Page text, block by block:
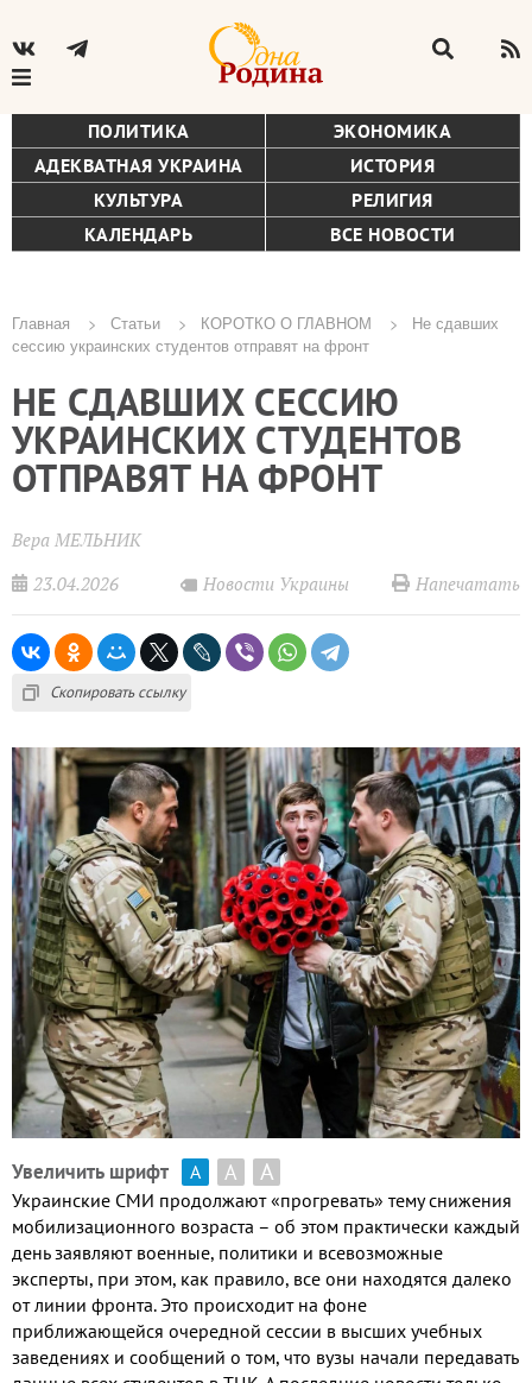
ПОЛИТИКА
ЭКОНОМИКА
АДЕКВАТНАЯ УКРАИНА
ИСТОРИЯ
КУЛЬТУРА
РЕЛИГИЯ
КАЛЕНДАРЬ
ВСЕ НОВОСТИ
Строка
навигации
Главная Статьи КОРОТКО О ГЛАВНОМ
Не сдавших
сессию украинских студентов отправят на фронт
НЕ СДАВШИХ СЕССИЮ
УКРАИНСКИХ СТУДЕНТОВ
ОТПРАВЯТ НА ФРОНТ
Вера МЕЛЬНИК
23.04.2026
Новости Украины Напечатать
Скопировать ссылку
Увеличить шрифт А А А
Украинские СМИ продолжают «прогревать» тему снижения
мобилизационного возраста – об этом практически каждый
день заявляют военные, политики и всевозможные
эксперты, при этом, как правило, все они находятся далеко
от линии фронта.Это происходит на фоне
приближающейся очередной сессии в высших учебных
заведениях и сообщений о том, что вузы начали передавать